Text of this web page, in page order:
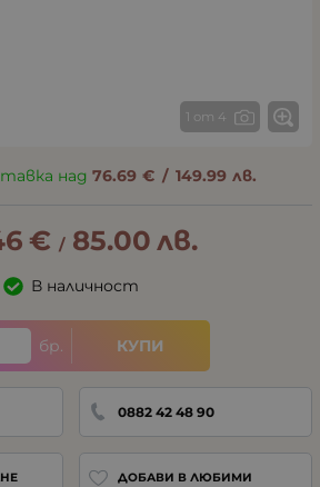
1 от 4
над 76.69 € / 149.99 лв.
€ / 85.00 лв.
В наличност
бр. КУПИ
0882 42 48 90
ДОБАВИ В ЛЮБИМИ